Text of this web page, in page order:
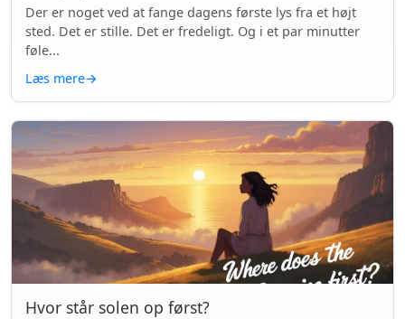
Der er noget ved at fange dagens første lys fra et højt
sted. Det er stille. Det er fredeligt. Og i et par minutter
føle...
Læs mere→
Hvor står solen op først?